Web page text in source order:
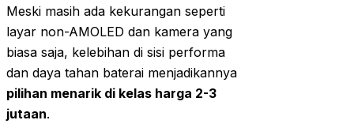
Meski masih ada kekurangan seperti
layar non-AMOLED dan kamera yang
biasa saja, kelebihan di sisi performa
dan daya tahan baterai menjadikannya
pilihan menarik di kelas harga 2-3
jutaan.